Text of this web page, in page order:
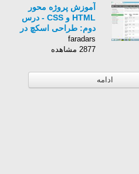
آموزش پروژه محور
HTML و CSS - درس
دوم: طراحی اسکچ در
فتوشاپ
faradars
2877 مشاهده
ادامه